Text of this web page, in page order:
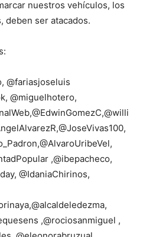
nuestros vehículos, los
deben ser atacados.
@fariasjoseluis
@miguelhotero,
,@ibepacheco,
@IdaniaChirinos,
,@rociosanmiguel ,